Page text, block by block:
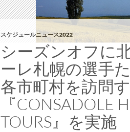
スケジュールニュース2022
シーズンオフに
ーレ札幌の選手
各市町村を訪問
『CONSADOLE
TOURS』を実施